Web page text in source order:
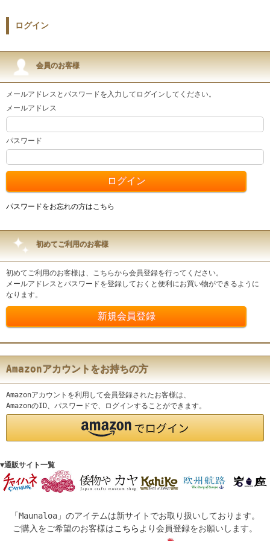
ログイン
会員のお客様
メールアドレスとパスワードを入力してログインしてください。
メールアドレス
パスワード
パスワードをお忘れの方はこちら
初めてご利用のお客様
初めてご利用のお客様は、こちらから会員登録を行ってください。
メールアドレスとパスワードを登録しておくと便利にお買い物ができるように
なります。
Amazonアカウントをお持ちの方
Amazonアカウントを利用して会員登録されたお客様は、
AmazonのID、パスワードで、ログインすることができます。
▼通販サイト一覧
「Maunaloa」のアイテムは新サイトでお取り扱いしております。
ご購入をご希望のお客様はこちら より会員登録をお願いします。